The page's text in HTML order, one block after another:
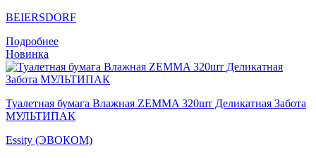
BEIERSDORF
Подробнее
Новинка
Туалетная бумага Влажная ZEMMA 320шт Деликатная Забота
МУЛЬТИПАК
Essity (ЭВОКОМ)